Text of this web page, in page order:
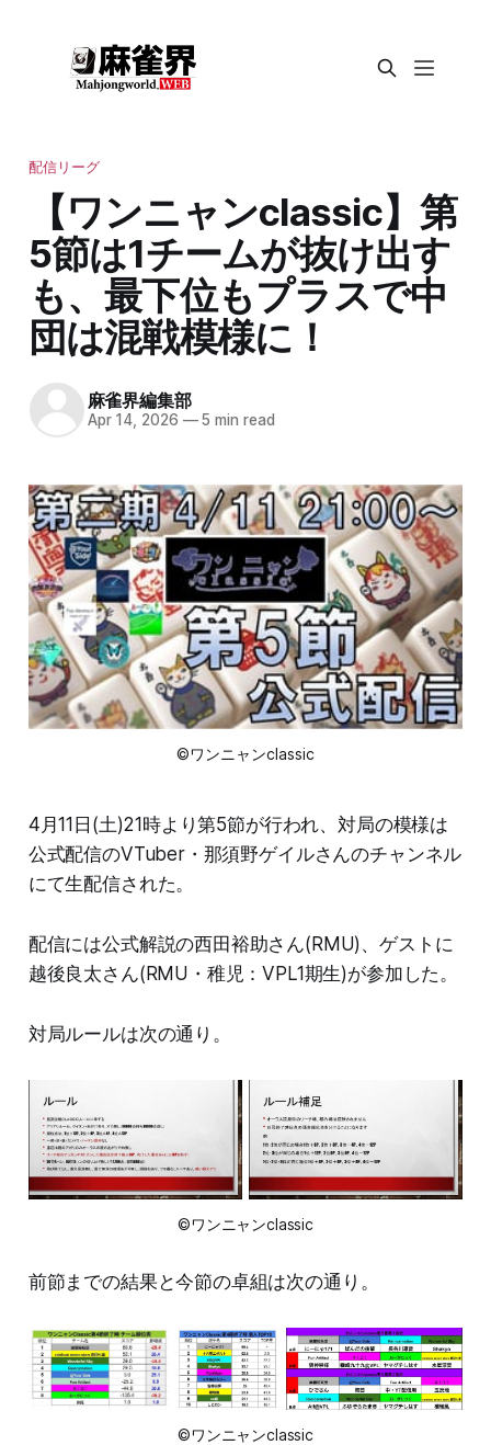
配信リーグ
【ワンニャンclassic】第
5節は1チームが抜け出す
も、最下位もプラスで中
団は混戦模様に！
麻雀界編集部
Apr 14, 2026 —5 min read
©ワンニャンclassic
4月11日(土)21時より第5節が行われ、対局の模様は
公式配信のVTuber・那須野ゲイルさんのチャンネル
にて生配信された。
配信には公式解説の西田裕助さん(RMU)、ゲストに
越後良太さん(RMU・稚児：VPL1期生)が参加した。
対局ルールは次の通り。
©ワンニャンclassic
前節までの結果と今節の卓組は次の通り。
©ワンニャンclassic